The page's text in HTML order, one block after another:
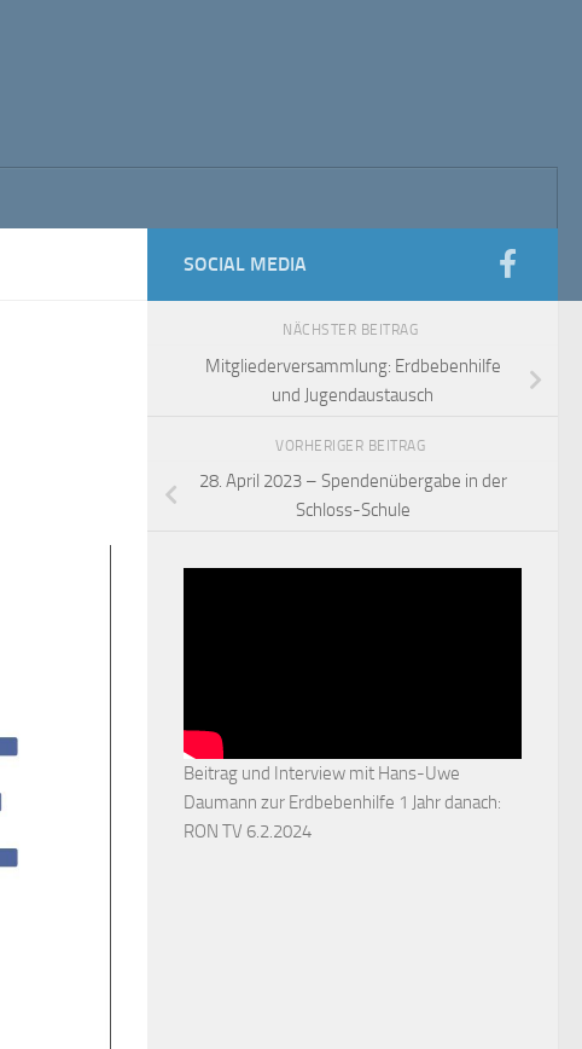
SOCIAL MEDIA
NÄCHSTER BEITRAG
Mitgliederversammlung: Erdbebenhilfe
und Jugendaustausch
VORHERIGER BEITRAG
28. April 2023 – Spendenübergabe in der
Schloss-Schule
Beitrag und Interview mit Hans-Uwe
Daumann zur Erdbebenhilfe 1 Jahr danach:
RON TV 6.2.2024